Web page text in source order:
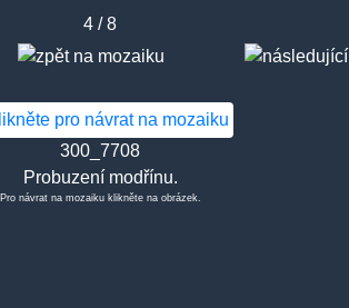
4 / 8
300_7708
Probuzení modřínu.
Pro návrat na mozaiku klikněte na obrázek.